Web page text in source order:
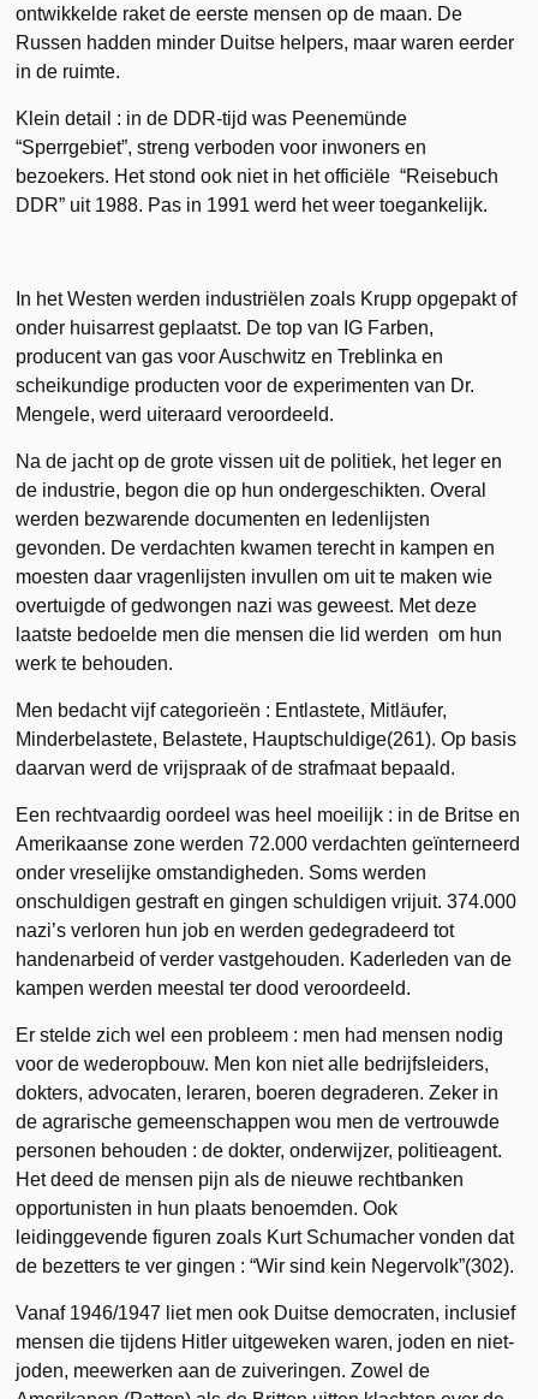
ontwikkelde raket de eerste mensen op de maan. De
Russen hadden minder Duitse helpers, maar waren eerder
in de ruimte.
Klein detail : in de DDR-tijd was Peenemünde
“Sperrgebiet”, streng verboden voor inwoners en
bezoekers. Het stond ook niet in het officiële “Reisebuch
DDR” uit 1988. Pas in 1991 werd het weer toegankelijk.
In het Westen werden industriëlen zoals Krupp opgepakt of
onder huisarrest geplaatst. De top van IG Farben,
producent van gas voor Auschwitz en Treblinka en
scheikundige producten voor de experimenten van Dr.
Mengele, werd uiteraard veroordeeld.
Na de jacht op de grote vissen uit de politiek, het leger en
de industrie, begon die op hun ondergeschikten. Overal
werden bezwarende documenten en ledenlijsten
gevonden. De verdachten kwamen terecht in kampen en
moesten daar vragenlijsten invullen om uit te maken wie
overtuigde of gedwongen nazi was geweest. Met deze
laatste bedoelde men die mensen die lid werden om hun
werk te behouden.
Men bedacht vijf categorieën : Entlastete, Mitläufer,
Minderbelastete, Belastete, Hauptschuldige(261). Op basis
daarvan werd de vrijspraak of de strafmaat bepaald.
Een rechtvaardig oordeel was heel moeilijk : in de Britse en
Amerikaanse zone werden 72.000 verdachten geïnterneerd
onder vreselijke omstandigheden. Soms werden
onschuldigen gestraft en gingen schuldigen vrijuit. 374.000
nazi’s verloren hun job en werden gedegradeerd tot
handenarbeid of verder vastgehouden. Kaderleden van de
kampen werden meestal ter dood veroordeeld.
Er stelde zich wel een probleem : men had mensen nodig
voor de wederopbouw. Men kon niet alle bedrijfsleiders,
dokters, advocaten, leraren, boeren degraderen. Zeker in
de agrarische gemeenschappen wou men de vertrouwde
personen behouden : de dokter, onderwijzer, politieagent.
Het deed de mensen pijn als de nieuwe rechtbanken
opportunisten in hun plaats benoemden. Ook
leidinggevende figuren zoals Kurt Schumacher vonden dat
de bezetters te ver gingen : “Wir sind kein Negervolk”(302).
Vanaf 1946/1947 liet men ook Duitse democraten, inclusief
mensen die tijdens Hitler uitgeweken waren, joden en niet-
joden, meewerken aan de zuiveringen. Zowel de